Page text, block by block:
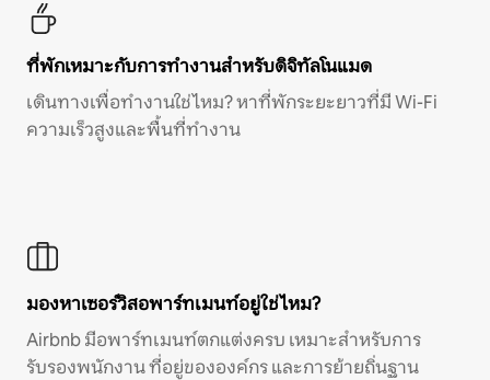
ที่พักเหมาะกับการทำงานสำหรับดิจิทัลโนแมด
เดินทางเพื่อทำงานใช่ไหม? หาที่พักระยะยาวที่มี Wi-Fi
ความเร็วสูงและพื้นที่ทำงาน
มองหาเซอร์วิสอพาร์ทเมนท์อยู่ใช่ไหม?
Airbnb มีอพาร์ทเมนท์ตกแต่งครบ เหมาะสำหรับการ
รับรองพนักงาน ที่อยู่ขององค์กร และการย้ายถิ่นฐาน